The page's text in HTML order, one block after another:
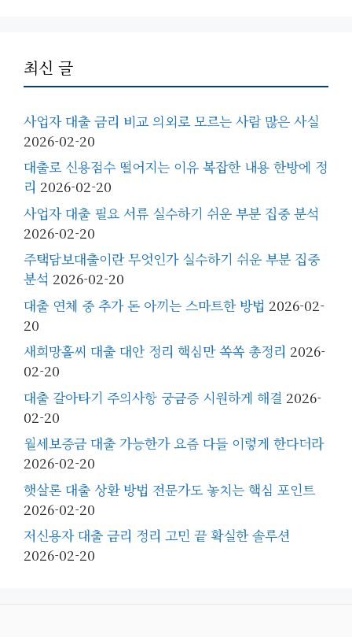
최신 글
사업자 대출 금리 비교 의외로 모르는 사람 많은 사실
2026-02-20
대출로 신용점수 떨어지는 이유 복잡한 내용 한방에 정
리 2026-02-20
사업자 대출 필요 서류 실수하기 쉬운 부분 집중 분석
2026-02-20
주택담보대출이란 무엇인가 실수하기 쉬운 부분 집중
분석 2026-02-20
대출 연체 중 추가 돈 아끼는 스마트한 방법 2026-02-
20
새희망홀씨 대출 대안 정리 핵심만 쏙쏙 총정리 2026-
02-20
대출 갈아타기 주의사항 궁금증 시원하게 해결 2026-
02-20
월세보증금 대출 가능한가 요즘 다들 이렇게 한다더라
2026-02-20
햇살론 대출 상환 방법 전문가도 놓치는 핵심 포인트
2026-02-20
저신용자 대출 금리 정리 고민 끝 확실한 솔루션
2026-02-20